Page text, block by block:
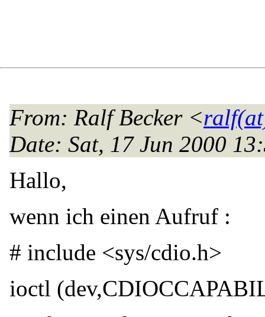
From: Ralf Becker <
Date: Sat, 17 Jun 2000
Hallo,
wenn ich einen Aufruf :
# include <sys/cdio.h>
ioctl